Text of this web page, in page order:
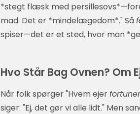
*stegt flæsk med
mad. Det er *mindelægedom*." Så
spiser—det er et sted, hvor man
Hvo Står Bag Ovnen? Om
Når folk spørger "Hvem ejer
siger: "Ej, det gør vi alle lidt." Men